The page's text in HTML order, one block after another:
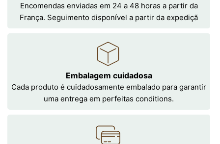
Encomendas enviadas em 24 a 48 horas a partir da
França. Seguimento disponível a partir da expediçã
Embalagem cuidadosa
Cada produto é cuidadosamente embalado para garantir
uma entrega em perfeitas conditions.